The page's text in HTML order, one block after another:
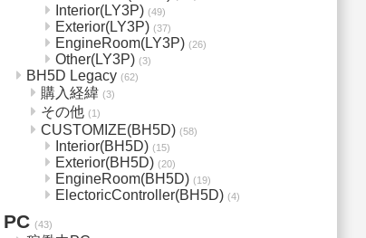
Interior(LY3P) (49)
Exterior(LY3P) (37)
EngineRoom(LY3P) (26)
Other(LY3P) (3)
BH5D Legacy (62)
購入経緯 (3)
その他 (1)
CUSTOMIZE(BH5D) (58)
Interior(BH5D) (15)
Exterior(BH5D) (20)
EngineRoom(BH5D) (19)
ElectoricController(BH5D) (4)
PC (43)